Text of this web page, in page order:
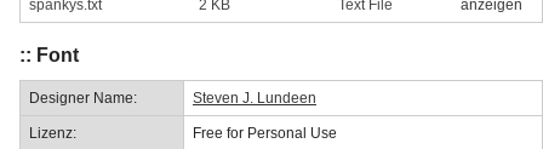
spankys.txt 2 KB Text File anzeigen
:: Font
Designer Name: Steven J. Lundeen
Lizenz: Free for Personal Use